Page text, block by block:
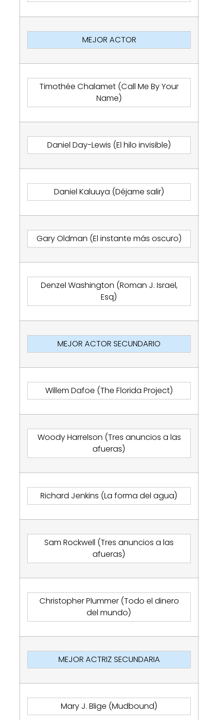
MEJOR ACTOR
Timothée Chalamet (Call Me By Your
Name)
Daniel Day-Lewis (El hilo invisible)
Daniel Kaluuya (Déjame salir)
Gary Oldman (El instante más oscuro)
Denzel Washington (Roman J. Israel,
Esq)
MEJOR ACTOR SECUNDARIO
Willem Dafoe (The Florida Project)
Woody Harrelson (Tres anuncios a las
afueras)
Richard Jenkins (La forma del agua)
Sam Rockwell (Tres anuncios a las
afueras)
Christopher Plummer (Todo el dinero
del mundo)
MEJOR ACTRIZ SECUNDARIA
Mary J. Blige (Mudbound)